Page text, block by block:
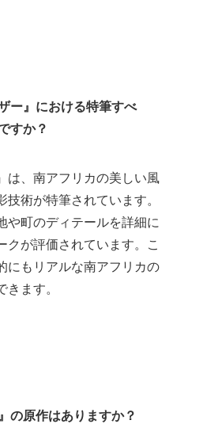
ー』における特筆すべ
すか？
は、南アフリカの美しい風
技術が特筆されています。
や町のディテールを詳細に
クが評価されています。こ
にもリアルな南アフリカの
きます。
の原作はありますか？